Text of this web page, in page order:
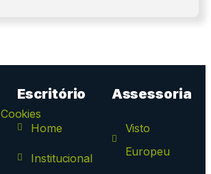
Cookies
Escritório
Home
Institucional
Assessoria
Visto
Europeu